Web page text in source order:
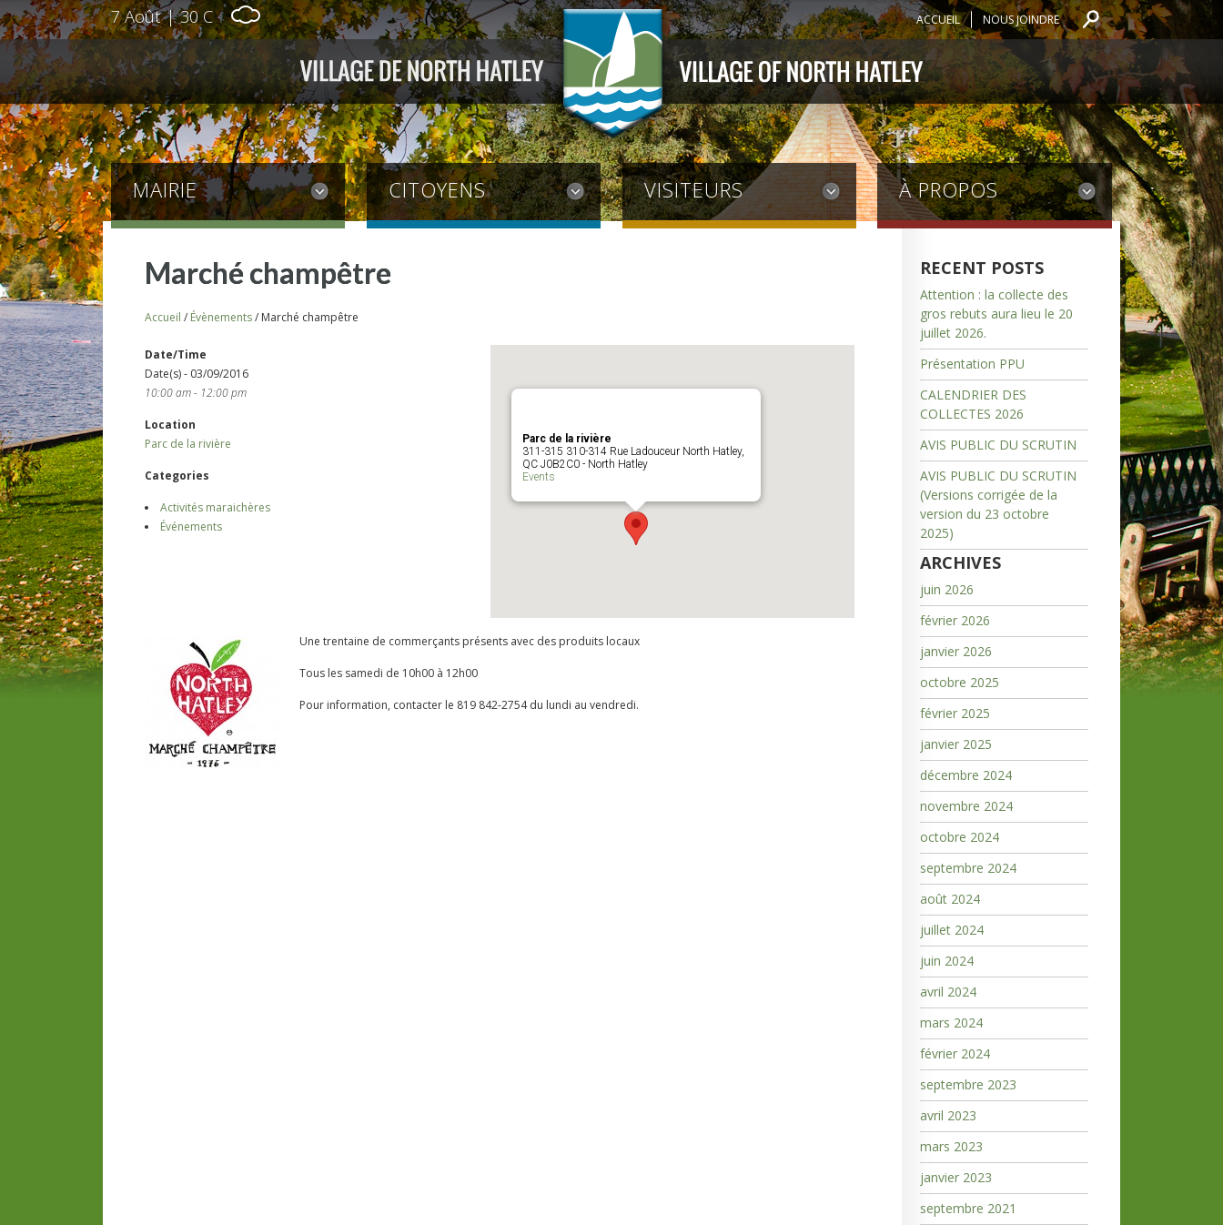
7 Août | 30 C ACCUEIL NOUS JOINDRE
MAIRIE CITOYENS VISITEURS À PROPOS
Marché champêtre
Accueil / Évènements/ Marché champêtre
Parc de la rivière
311-315 310-314 Rue Ladouceur North Hatley,
QC J0B2C0 - North Hatley
Events
Date/Time
Date(s) - 03/09/2016
10:00 am - 12:00 pm
Location
Parc de la rivière
Categories
Activités maraichères
Événements
Une trentaine de commerçants présents avec des produits locaux
Tous les samedi de 10h00 à 12h00
Pour information, contacter le 819 842-2754 du lundi au vendredi.
RECENT POSTS
Attention : la collecte des
gros rebuts aura lieu le 20
juillet 2026.
Présentation PPU
CALENDRIER DES
COLLECTES 2026
AVIS PUBLIC DU SCRUTIN
AVIS PUBLIC DU SCRUTIN
(Versions corrigée de la
version du 23 octobre
2025)
ARCHIVES
juin 2026
février 2026
janvier 2026
octobre 2025
février 2025
janvier 2025
décembre 2024
novembre 2024
octobre 2024
septembre 2024
août 2024
juillet 2024
juin 2024
avril 2024
mars 2024
février 2024
septembre 2023
avril 2023
mars 2023
janvier 2023
septembre 2021